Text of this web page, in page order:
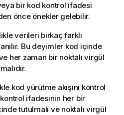
bir kod kontrol ifadesi
önce önekler gelebilir.
verileri birkaç farklı
Bu deyimler kod içinde
her zaman bir noktalı virgül
kod yürütme akışını kontrol
kontrol ifadesinin her bir
tutulmalı ve noktalı virgül